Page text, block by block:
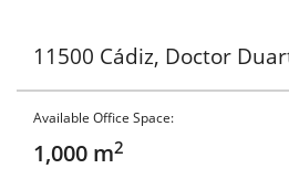
11500 Cádiz, Doctor
Available Office Space:
1,000 m2